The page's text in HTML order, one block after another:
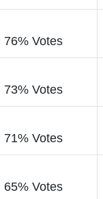
76% Votes
73% Votes
71% Votes
65% Votes